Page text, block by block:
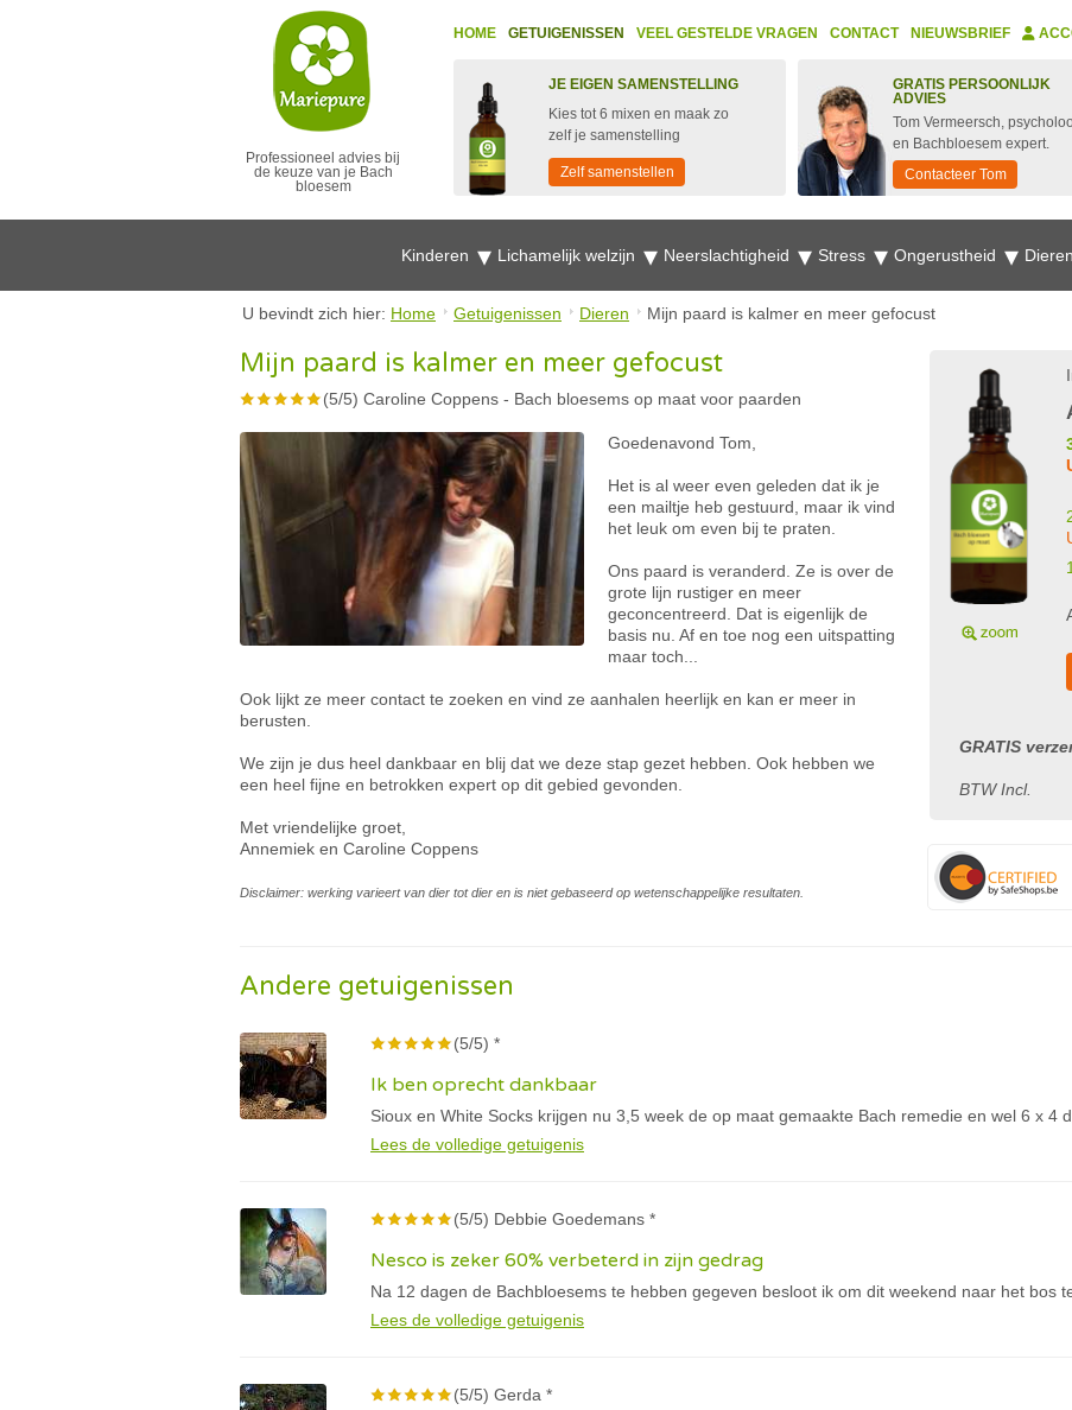
Professioneel advies bij
de keuze van je Bach
bloesem
HOME GETUIGENISSEN VEEL GESTELDE VRAGEN CONTACT NIEUWSBRIEF
JE EIGEN SAMENSTELLING
Kies tot 6 mixen en maak zo
zelf je samenstelling
Zelf samenstellen
GRATIS PERSOONLIJK
ADVIES
Tom Vermeersch,
en Bachbloesem expert.
Contacteer Tom
Kinderen Lichamelijk welzijn Neerslachtigheid Stress Ongerustheid Dieren
U bevindt zich hier: Home Getuigenissen Dieren Mijn paard is kalmer en meer gefocust
Mijn paard is kalmer en meer gefocust
(5/5) Caroline Coppens - Bach bloesems op maat voor paarden
Goedenavond Tom,
Het is al weer even geleden dat ik je
een mailtje heb gestuurd, maar ik vind
het leuk om even bij te praten.
Ons paard is veranderd. Ze is over de
grote lijn rustiger en meer
geconcentreerd. Dat is eigenlijk de
basis nu. Af en toe nog een uitspatting
maar toch...
Ook lijkt ze meer contact te zoeken en vind ze aanhalen heerlijk en kan er meer in
berusten.
We zijn je dus heel dankbaar en blij dat we deze stap gezet hebben. Ook hebben we
een heel fijne en betrokken expert op dit gebied gevonden.
Met vriendelijke groet,
Annemiek en Caroline Coppens
Disclaimer: werking varieert van dier tot dier en is niet gebaseerd op wetenschappelijke resultaten.
GRATIS
BTW Incl.
Andere getuigenissen
(5/5) *
Ik ben oprecht dankbaar
Sioux en White Socks krijgen nu 3,5 week de op maat gemaakte Bach remedie en wel 6 x 4
Lees de volledige getuigenis
(5/5) Debbie Goedemans *
Nesco is zeker 60% verbeterd in zijn gedrag
Na 12 dagen de Bachbloesems te hebben gegeven besloot ik om dit weekend naar het bos
Lees de volledige getuigenis
(5/5) Gerda *